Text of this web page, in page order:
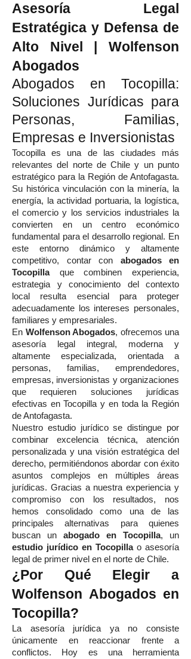
Asesoría Legal
Estratégica y Defensa de
Alto Nivel | Wolfenson
Abogados
Abogados en Tocopilla:
Soluciones Jurídicas para
Personas, Familias,
Empresas e Inversionistas
Tocopilla es una de las ciudades más
relevantes del norte de Chile y un punto
estratégico para la Región de Antofagasta.
Su histórica vinculación con la minería, la
energía, la actividad portuaria, la logística,
el comercio y los servicios industriales la
convierten en un centro económico
fundamental para el desarrollo regional. En
este entorno dinámico y altamente
competitivo, contar con abogados en
Tocopillaque combinen experiencia,
estrategia y conocimiento del contexto
local resulta esencial para proteger
adecuadamente los intereses personales,
familiares y empresariales.
En Wolfenson Abogados, ofrecemos una
asesoría legal integral, moderna y
altamente especializada, orientada a
personas, familias, emprendedores,
empresas, inversionistas y organizaciones
que requieren soluciones jurídicas
efectivas en Tocopilla y en toda la Región
de Antofagasta.
Nuestro estudio jurídico se distingue por
combinar excelencia técnica, atención
personalizada y una visión estratégica del
derecho, permitiéndonos abordar con éxito
asuntos complejos en múltiples áreas
jurídicas. Gracias a nuestra experiencia y
compromiso con los resultados, nos
hemos consolidado como una de las
principales alternativas para quienes
buscan un abogado en Tocopilla, un
estudio jurídico en Tocopillao asesoría
legal de primer nivel en el norte de Chile.
¿Por Qué Elegir a
Wolfenson Abogados en
Tocopilla?
La asesoría jurídica ya no consiste
únicamente en reaccionar frente a
conflictos. Hoy es una herramienta